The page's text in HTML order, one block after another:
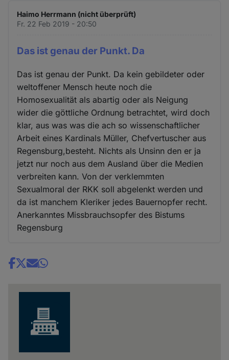
Haimo Herrmann (nicht überprüft)
Fr. 22 Feb 2019 - 20:50
Das ist genau der Punkt. Da
Das ist genau der Punkt. Da kein gebildeter oder
weltoffener Mensch heute noch die
Homosexualität als abartig oder als Neigung
wider die göttliche Ordnung betrachtet, wird doch
klar, aus was was die ach so wissenschaftlicher
Arbeit eines Kardinals Müller, Chefvertuscher aus
Regensburg,besteht. Nichts als Unsinn den er ja
jetzt nur noch aus dem Ausland über die Medien
verbreiten kann. Von der verklemmten
Sexualmoral der RKK soll abgelenkt werden und
da ist manchem Kleriker jedes Bauernopfer recht.
Anerkanntes Missbrauchsopfer des Bistums
Regensburg
Share